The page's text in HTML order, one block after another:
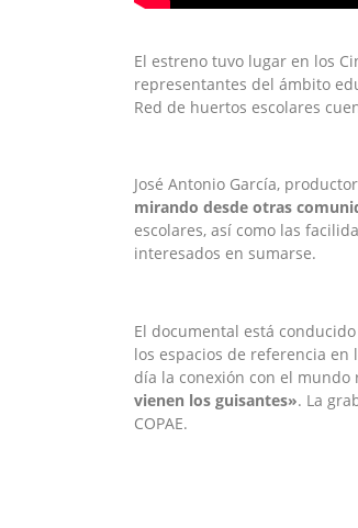
El estreno tuvo lugar en los
representantes del ámbito
Red de huertos escolares
José Antonio García,
mirando desde otras
escolares, así como las
interesados en sumarse.
El documental está
los espacios de referencia en
día la conexión con el
vienen los guisantes». La
COPAE.